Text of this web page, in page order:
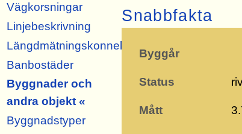
Vägkorsningar
Linjebeskrivning
Längdmätningskonnektionen
Banbostäder
Byggnader och
andra objekt «
Byggnadstyper
Snabbfakta
Byggår
Status
Mått